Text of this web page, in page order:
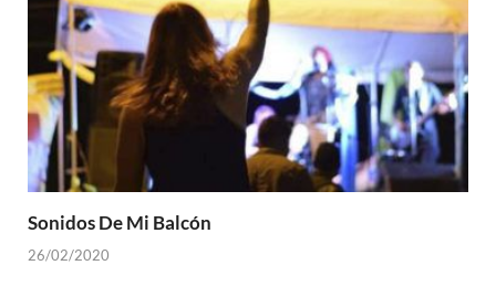
Sonidos De Mi Balcón
26/02/2020